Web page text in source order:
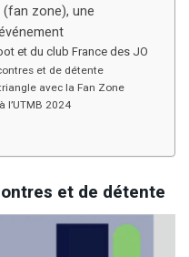
(fan zone), une
et du club France des JO
et de détente
avec la Fan Zone
l’UTMB 2024
et de détente